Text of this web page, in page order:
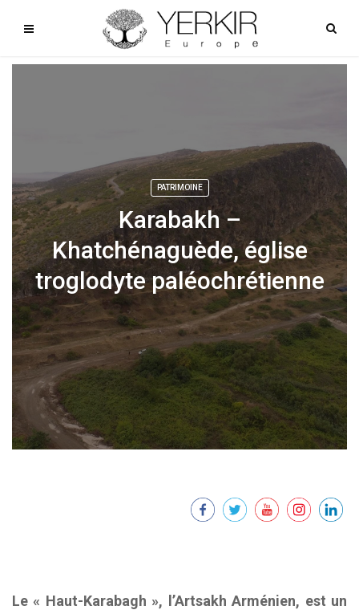
PATRIMOINE
Karabakh –
Khatchénaguède, église
troglodyte paléochrétienne
Le « Haut-Karabagh », l’Artsakh Arménien, est un